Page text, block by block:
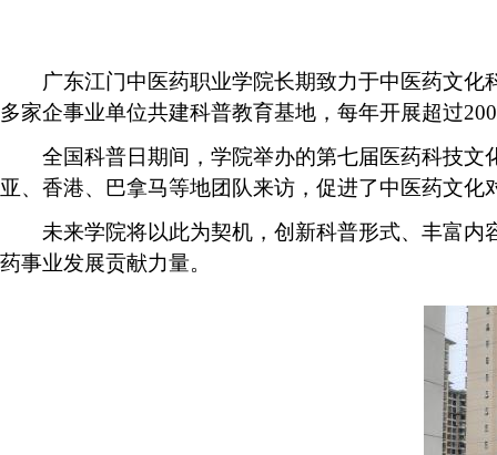
广东江门中医药职业学院长期致力于中医药文化
多家企事业单位共建科普教育基地，每年开展超过
全国科普日期间，学院举办的第七届医药科技
亚、香港、巴拿马等地团队来访，促进了中医药文化
未来学院将以此为契机，创新科普形式、丰富
药事业发展贡献力量。